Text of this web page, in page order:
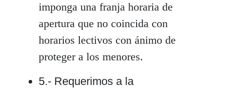
imponga una franja horaria de
apertura que no coincida con
horarios lectivos con ánimo de
proteger a los menores.
5.- Requerimos a la